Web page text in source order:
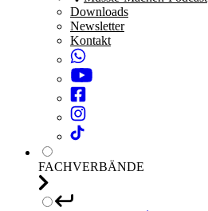
Downloads
Newsletter
Kontakt
FACHVERBÄNDE